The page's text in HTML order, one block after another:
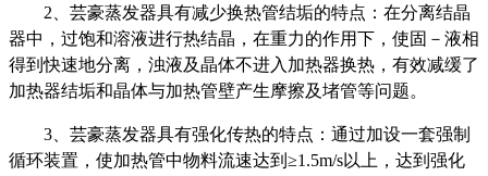
2、 芸豪蒸发器具有减少换热管结垢的特点：在分离结晶
器中，过饱和溶液进行热结晶，在重力的作用下，使固－液相
得到快速地分离，浊液及晶体不进入加热器换热，有效减缓了
加热器结垢和晶体与加热管壁产生摩擦及堵管等问题。
3、 芸豪蒸发器具有强化传热的特点：通过加设一套强制
循环装置，使加热管中物料流速达到 ≥1.5m/s以上，达到强化